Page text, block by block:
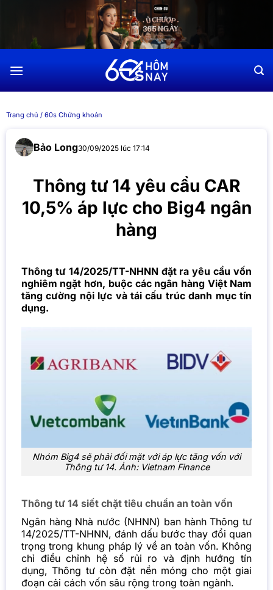
dung
Trang chủ / 60s Chứng khoán
Bảo Long30/09/2025 lúc 17:14
Thông tư 14 yêu cầu CAR
10,5% áp lực cho Big4 ngân
hàng
Thông tư 14/2025/TT-NHNN đặt ra yêu cầu vốn
nghiêm ngặt hơn, buộc các ngân hàng Việt Nam
tăng cường nội lực và tái cấu trúc danh mục tín
dụng.
Nhóm Big4 sẽ phải đối mặt với áp lực tăng vốn với
Thông tư 14. Ảnh: Vietnam Finance
Thông tư 14 siết chặt tiêu chuẩn an toàn vốn
Ngân hàng Nhà nước (NHNN) ban hành Thông tư
14/2025/TT-NHNN, đánh dấu bước thay đổi quan
trọng trong khung pháp lý về an toàn vốn. Không
chỉ điều chỉnh hệ số rủi ro và định hướng tín
dụng, Thông tư còn đặt nền móng cho một giai
đoạn cải cách vốn sâu rộng trong toàn ngành.